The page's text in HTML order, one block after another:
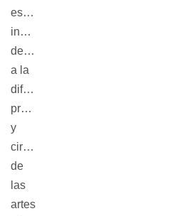
espacio
independiente
dedicado
a la
difusión,
profesionalización
y
circulación
de
las
artes